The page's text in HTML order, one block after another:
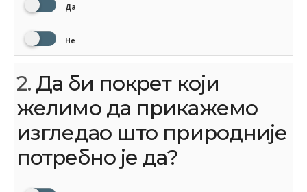
Да
Не
2. Да би покрет који
желимо да прикажемо
изгледао што природније
потребно је да?